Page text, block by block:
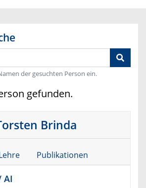
der gesuchten Person ein.
gefunden.
Brinda
Publikationen
AI